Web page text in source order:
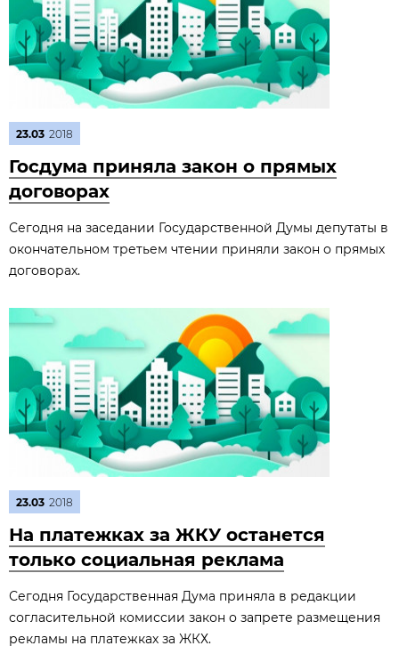
23.03 2018
Госдума приняла закон о прямых
договорах
Сегодня на заседании Государственной Думы депутаты в
окончательном третьем чтении приняли закон о прямых
договорах.
23.03 2018
На платежках за ЖКУ останется
только социальная реклама
Сегодня Государственная Дума приняла в редакции
согласительной комиссии закон о запрете размещения
рекламы на платежках за ЖКХ.